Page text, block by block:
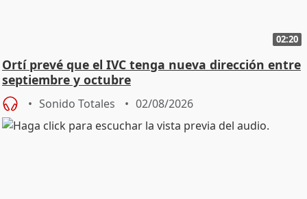
02:20
Ortí prevé que el IVC tenga nueva dirección entre
septiembre y octubre
Sonido Totales 02/08/2026